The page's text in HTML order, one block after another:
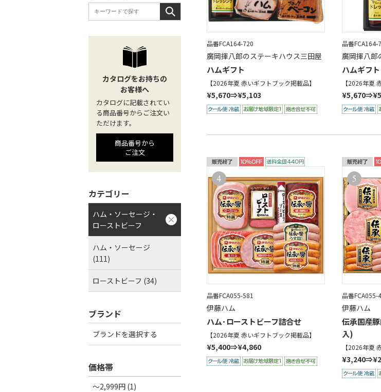
品番FCA164-720
廣岡揮八郎のステーキハウス三田屋
ハムギフト
【2026年夏 赤いギフトブック掲載品】
¥5,670⇒¥5,103
品番FCA164-
廣岡揮八郎
ハムギフト
【2026年夏
品番FCA055-581
伊藤ハム
ハム･ローストビーフ詰合せ
【2026年夏 赤いギフトブック掲載品】
¥5,400⇒¥4,860
品番FCA055-
伊藤ハム
伝承国産
入)
【2026年夏
カタログをお持ちの
お客様へ
カタログに記載されてい
る商品番号からご注文い
ただけます。
商品番号から
ご注文
カテゴリー
ハム・ソーセージ・
ローストビーフ
ハム・ソーセージ
(111)
ローストビーフ (34)
ブランド
ブランドを選択する
価格帯
～2,999円 (1)